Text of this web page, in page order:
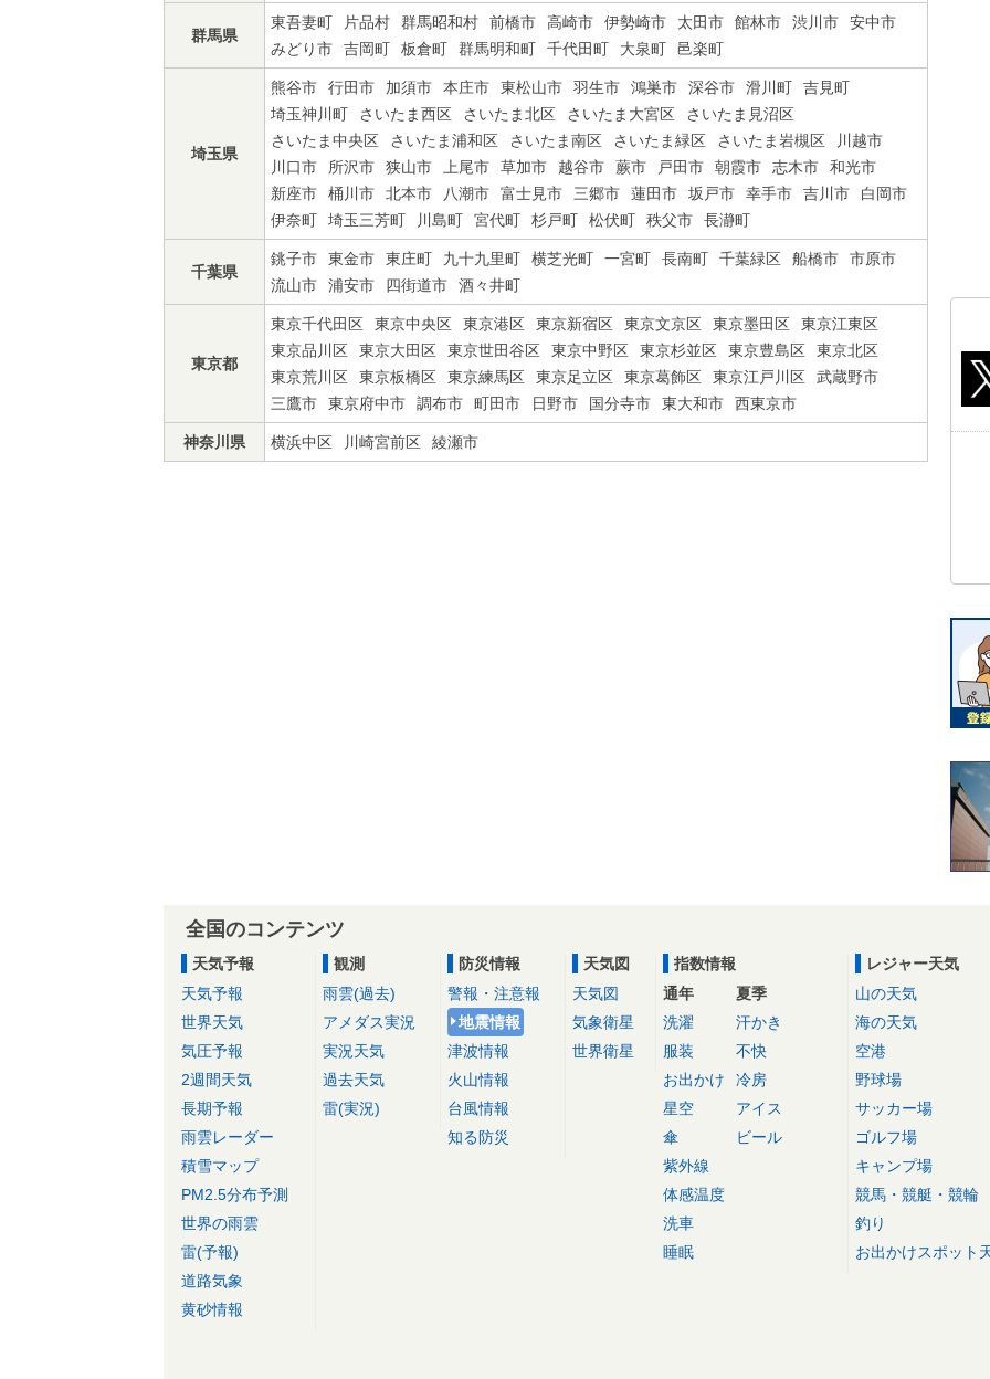
群馬県
東吾妻町 片品村 群馬昭和村 前橋市 高崎市 伊勢崎市 太田市 館林市 渋川市
安中市
みどり市
吉岡町 板倉町 群馬明和町 千代田町 大泉町 邑楽町
埼玉県
熊谷市 行田市 加須市 本庄市 東松山市 羽生市 鴻巣市 深谷市 滑川町
吉見町
埼玉神川町
さいたま西区 さいたま北区 さいたま大宮区
さいたま見沼区
さいたま中央区
さいたま浦和区 さいたま南区 さいたま緑区 さいたま岩槻区
川越市
川口市
所沢市 狭山市 上尾市 草加市 越谷市 蕨市 戸田市 朝霞市 志木市
和光市
新座市
桶川市 北本市 八潮市 富士見市 三郷市 蓮田市 坂戸市 幸手市 吉川市
白岡市
伊奈町
埼玉三芳町 川島町 宮代町 杉戸町 松伏町 秩父市 長瀞町
千葉県
銚子市 東金市 東庄町 九十九里町 横芝光町 一宮町 長南町 千葉緑区 船橋市
市原市
流山市
浦安市 四街道市 酒々井町
東京都
東京千代田区 東京中央区 東京港区 東京新宿区 東京文京区 東京墨田区
東京江東区
東京品川区
東京大田区 東京世田谷区 東京中野区 東京杉並区 東京豊島区
東京北区
東京荒川区
東京板橋区 東京練馬区 東京足立区 東京葛飾区 東京江戸川区
武蔵野市
三鷹市
東京府中市 調布市 町田市 日野市 国分寺市 東大和市 西東京市
神奈川県 横浜中区 川崎宮前区 綾瀬市
全国のコンテンツ
天気予報
天気予報
世界天気
気圧予報
2週間天気
長期予報
雨雲レーダー
積雪マップ
PM2.5分布予測
世界の雨雲
雷(予報)
道路気象
黄砂情報
観測
雨雲(過去)
アメダス実況
実況天気
過去天気
雷(実況)
防災情報
警報・注意報
地震情報
津波情報
火山情報
台風情報
知る防災
天気図
天気図
気象衛星
世界衛星
指数情報
通年
洗濯
服装
お出かけ
星空
傘
紫外線
体感温度
洗車
睡眠
夏季
汗かき
不快
冷房
アイス
ビール
レジャー天気
山の天気
海の天気
空港
野球場
サッカー場
ゴルフ場
キャンプ場
競馬・競艇・競輪
釣り
お出かけスポット